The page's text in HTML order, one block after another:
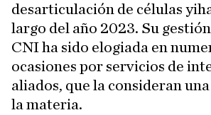
desarticulación de células
largo del año 2023. Su
CNI ha sido elogiada en
ocasiones por servicios de
aliados, que la consideran
la materia.